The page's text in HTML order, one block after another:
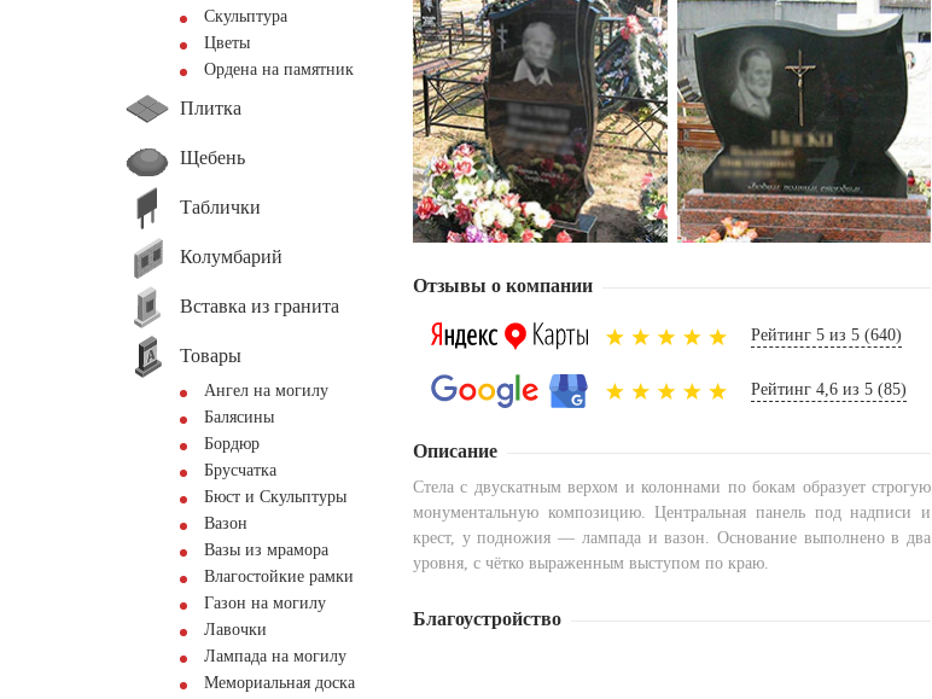
Скульптура
Цветы
Ордена на памятник
Плитка
Щебень
Таблички
Колумбарий
Вставка из гранита
Товары
Ангел на могилу
Балясины
Бордюр
Брусчатка
Бюст и Скульптуры
Вазон
Вазы из мрамора
Влагостойкие рамки
Газон на могилу
Лавочки
Лампада на могилу
Мемориальная доска
Отзывы о компании
Рейтинг 5 из 5 (640)
Рейтинг 4,6 из 5 (85)
Описание
Стела с двускатным верхом и колоннами по бокам образует строгую
монументальную композицию. Центральная панель под надписи и
крест, у подножия — лампада и вазон. Основание выполнено в два
уровня, с чётко выраженным выступом по краю.
Благоустройство